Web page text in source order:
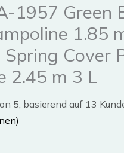
1957 Green
1.85
Cover
2.45 m 3 L
5, basierend auf 13